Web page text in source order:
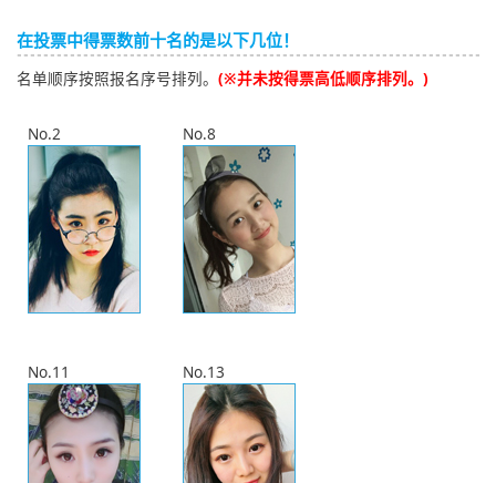
在投票中得票数前十名的是以下几位！
名单顺序按照报名序号排列。 (※并未按得票高低顺序排列。)
No.2 No.8
No.11 No.13